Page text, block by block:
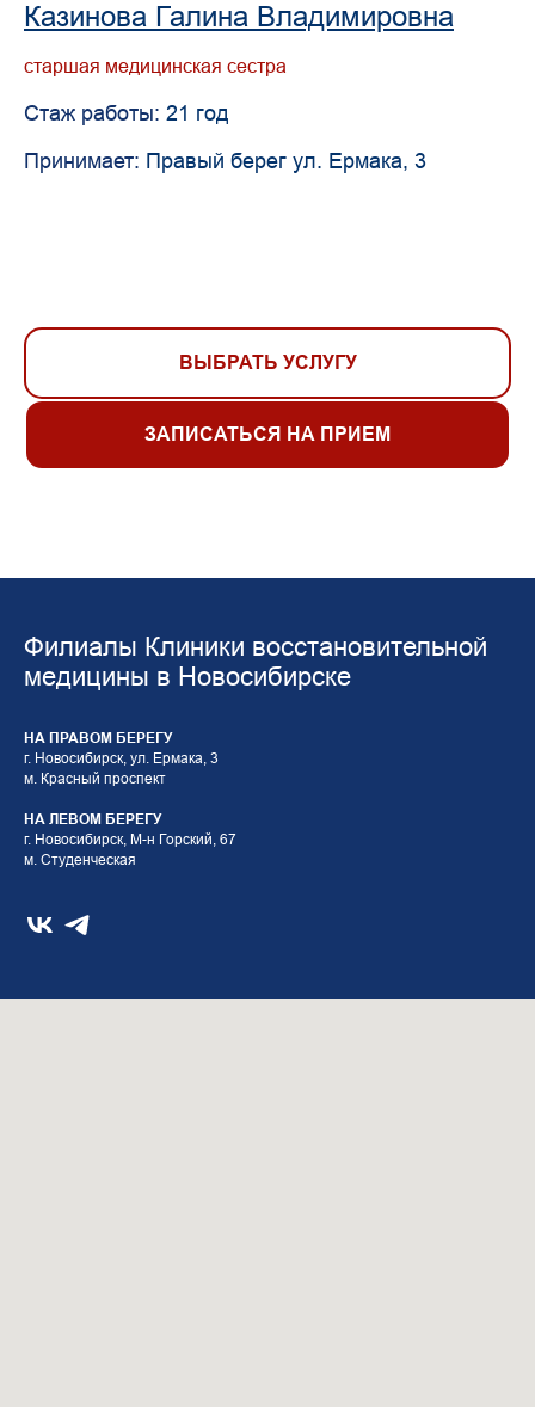
Казинова Галина Владимировна
старшая медицинская сестра
Стаж работы: 21 год
Принимает: Правый берег ул. Ермака, 3
ВЫБРАТЬ УСЛУГУ
ЗАПИСАТЬСЯ НА ПРИЕМ
Филиалы Клиники восстановительной
медицины в Новосибирске
НА ПРАВОМ БЕРЕГУ
г. Новосибирск, ул. Ермака, 3
м. Красный проспект
НА ЛЕВОМ БЕРЕГУ
г. Новосибирск, М-н Горский, 67
м. Студенческая